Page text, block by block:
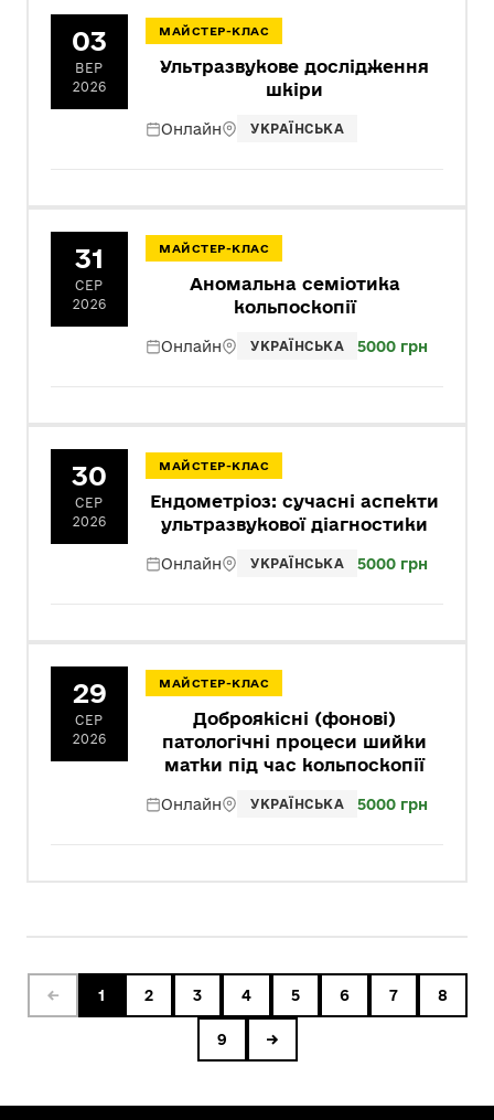
03
ВЕР
2026
МАЙСТЕР-КЛАС
Ультразвукове дослідження
шкіри
Онлайн УКРАЇНСЬКА
31
СЕР
2026
МАЙСТЕР-КЛАС
Аномальна семіотика
кольпоскопії
Онлайн УКРАЇНСЬКА 5000 грн
30
СЕР
2026
МАЙСТЕР-КЛАС
Ендометріоз: сучасні аспекти
ультразвукової діагностики
Онлайн УКРАЇНСЬКА 5000 грн
29
СЕР
2026
МАЙСТЕР-КЛАС
Доброякісні (фонові)
патологічні процеси шийки
матки під час кольпоскопії
Онлайн УКРАЇНСЬКА 5000 грн
← 1 2 3 4 5 6 7 8
9 →